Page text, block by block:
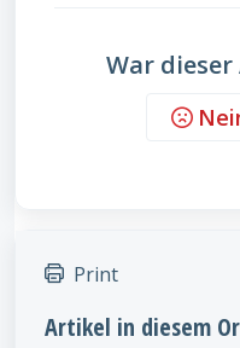
War
Print
Artikel in diesem